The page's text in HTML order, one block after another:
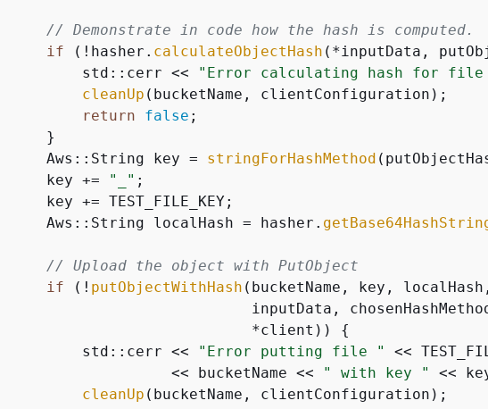
// Demonstrate in code how the hash is computed.
if (!hasher. calculateObjectHash (*inputData,
        std::cerr <<
"Error calculating hash for file
cleanUp (bucketName, clientConfiguration);
return
false ;
    }
    Aws::String key =
stringForHashMethod
    key +=
"_" ;
    key += TEST_FILE_KEY;
    Aws::String localHash = hasher.
// Upload the object with PutObject
if (! putObjectWithHash (bucketName, key,
inputData,
                           *client))
{
        std::cerr <<
"Error putting file " <<
                  << bucketName <<
" with key "
<<
cleanUp (bucketName, clientConfiguration);